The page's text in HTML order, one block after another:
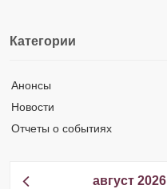
Категории
Анонсы
Новости
Отчеты о событиях
август 2026